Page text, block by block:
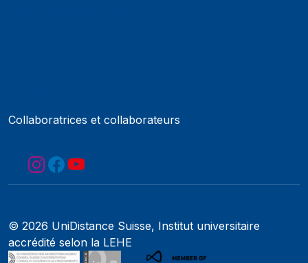
Collaboratrices et collaborateurs
© 2026 UniDistance Suisse, Institut universitaire
accrédité selon la LEHE